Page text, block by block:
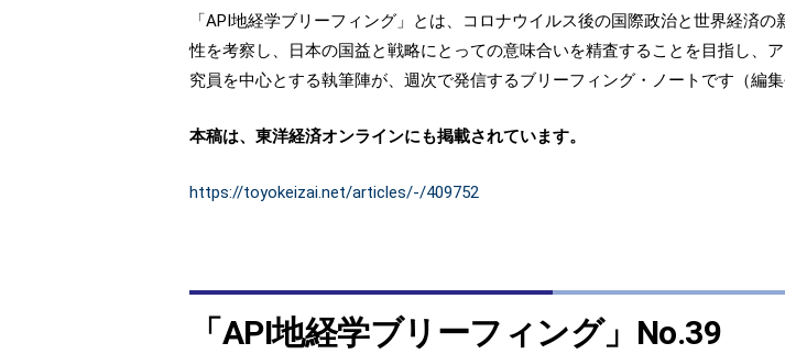
「API地経学ブリーフィング」とは、コロナウイルス後の国際政治と世界経済
性を考察し、日本の国益と戦略にとっての意味合いを精査することを目指し、
究員を中心とする執筆陣が、週次で発信するブリーフィング・ノートです（編
本稿は、東洋経済オンラインにも掲載されています。
https://toyokeizai.net/articles/-/409752
「API地経学ブリーフィング」No.39